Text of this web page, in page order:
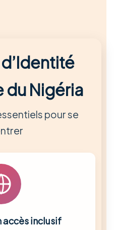
du Nigéria
pour se
accès inclusif